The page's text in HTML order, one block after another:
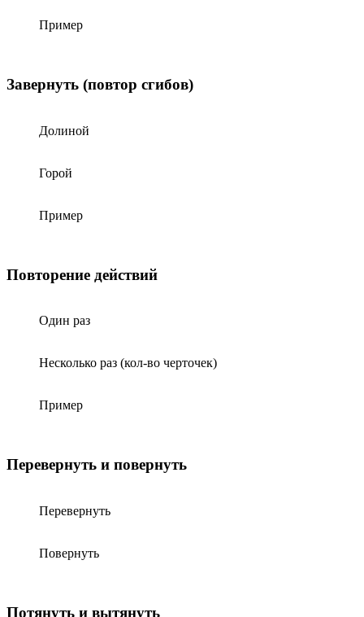
Пример
Завернуть (повтор сгибов)
Долиной
Горой
Пример
Повторение действий
Один раз
Несколько раз (кол-во черточек)
Пример
Перевернуть и повернуть
Перевернуть
Повернуть
Потянуть и вытянуть